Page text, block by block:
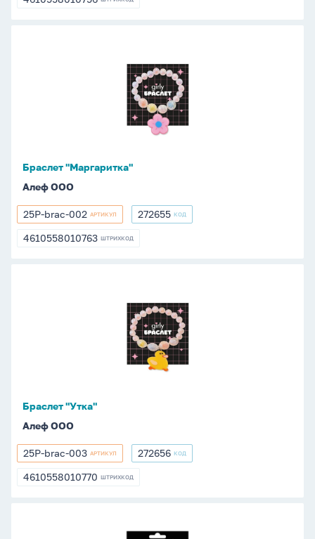
4610558010756
Браслет "Маргаритка"
Алеф ООО
25P-
brac-
25P-brac-002 АРТИКУЛ 272655
272655 КОД
4610558010763
4610558010763 ШТРИХКОД
Браслет "Утка"
Алеф ООО
25P-
brac-
25P-brac-003 АРТИКУЛ 272656
272656 КОД
4610558010770
4610558010770 ШТРИХКОД